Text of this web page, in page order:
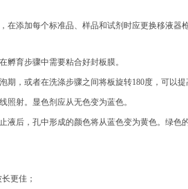
在添加每个标准品、样品和试剂时应更换移液器
孵育步骤中需要粘合好封板膜。
，或者在洗涤步骤之间将板旋转180度，可以提
照射。显色剂应从无色变为蓝色。
液后，孔中形成的颜色将从蓝色变为黄色。绿色
更佳；